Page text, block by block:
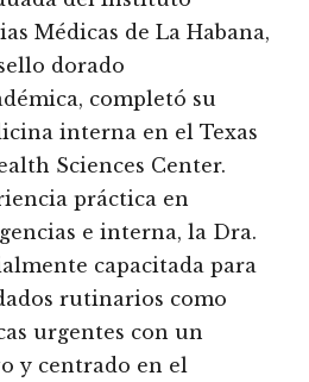
Médicas de La Habana,
dorado
completó su
interna en el Texas
Sciences Center.
práctica en
e interna, la Dra.
capacitada para
rutinarios como
urgentes con un
y centrado en el